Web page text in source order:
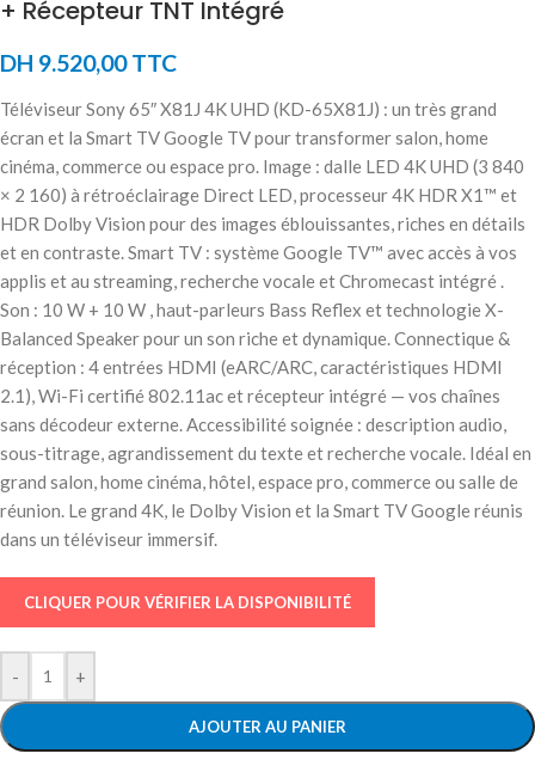
+ Récepteur TNT Intégré
DH 9.520,00TTC
Téléviseur Sony 65″ X81J 4K UHD (KD-65X81J) : un très grand
écran et la Smart TV Google TV pour transformer salon, home
cinéma, commerce ou espace pro. Image : dalle LED 4K UHD (3 840
× 2 160) à rétroéclairage Direct LED, processeur 4K HDR X1™ et
HDR Dolby Vision pour des images éblouissantes, riches en détails
et en contraste. Smart TV : système Google TV™ avec accès à vos
applis et au streaming, recherche vocale et Chromecast intégré .
Son : 10 W + 10 W , haut-parleurs Bass Reflex et technologie X-
Balanced Speaker pour un son riche et dynamique. Connectique &
réception : 4 entrées HDMI (eARC/ARC, caractéristiques HDMI
2.1), Wi-Fi certifié 802.11ac et récepteur intégré — vos chaînes
sans décodeur externe. Accessibilité soignée : description audio,
sous-titrage, agrandissement du texte et recherche vocale. Idéal en
grand salon, home cinéma, hôtel, espace pro, commerce ou salle de
réunion. Le grand 4K, le Dolby Vision et la Smart TV Google réunis
dans un téléviseur immersif.
CLIQUER POUR VÉRIFIER LA DISPONIBILITÉ
- +
AJOUTER AU PANIER